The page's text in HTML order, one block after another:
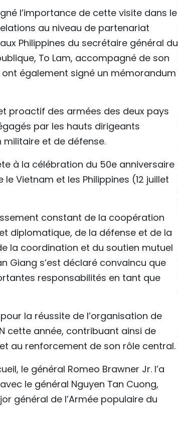
l’importance de cette visite dans le
au niveau de partenariat
Philippines du secrétaire général du
To Lam, accompagné de son
ont également signé un mémorandum
proactif des armées des deux pays
par les hauts dirigeants
et de défense.
à la célébration du 50e anniversaire
Vietnam et les Philippines (12 juillet
constant de la coopération
diplomatique, de la défense et de la
la coordination et du soutien mutuel
Giang s’est déclaré convaincu que
responsabilités en tant que
la réussite de l’organisation de
cette année, contribuant ainsi de
au renforcement de son rôle central.
le général Romeo Brawner Jr. l’a
le général Nguyen Tan Cuong,
général de l’Armée populaire du